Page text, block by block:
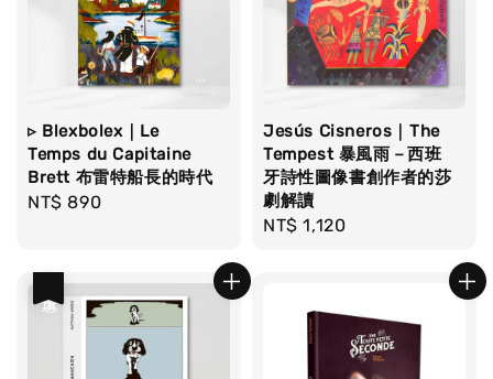
▹ Blexbolex｜Le
Temps du Capitaine
Brett 布雷特船長的時代
Regular
NT$ 890
Jesús Cisneros｜The
Tempest 暴風雨－西班
牙詩性圖像書創作者的莎
劇解讀
Regular
NT$ 1,120